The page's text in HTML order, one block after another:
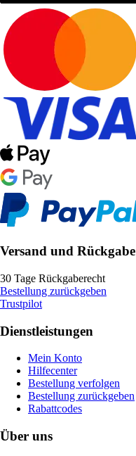
Versand und Rückgabe
30 Tage Rückgaberecht
Bestellung zurückgeben
Trustpilot
Dienstleistungen
Mein Konto
Hilfecenter
Bestellung verfolgen
Bestellung zurückgeben
Rabattcodes
Über uns